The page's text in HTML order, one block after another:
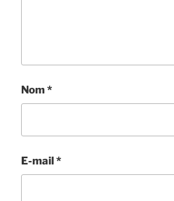
Nom*
E-mail*